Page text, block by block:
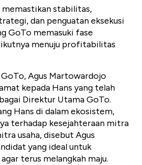
memastikan stabilitas,
dan penguatan eksekusi
GoTo memasuki fase
menuju profitabilitas
Agus Martowardojo
kepada Hans yang telah
Direktur Utama GoTo.
Hans di dalam ekosistem,
terhadap kesejahteraan mitra
usaha, disebut Agus
yang ideal untuk
terus melangkah maju.